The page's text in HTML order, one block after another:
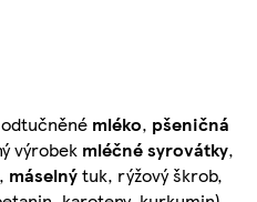
mléko, pšeničná
výrobek mléčnésyrovátky,
máselnýtuk, rýžový škrob,